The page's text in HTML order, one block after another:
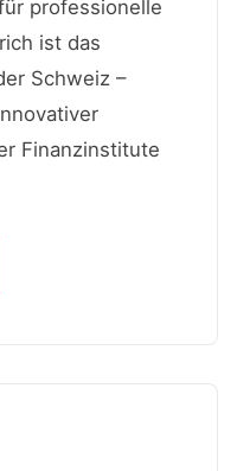
professionelle
ist das
Schweiz –
Finanzinstitute